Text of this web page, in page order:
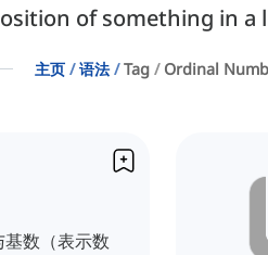
of something in
主页 语法 Tag Ordinal
数（表示数